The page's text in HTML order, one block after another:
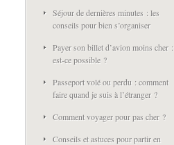
Séjour de dernières minutes : les
conseils pour bien s’organiser
Payer son billet d’avion moins cher :
est-ce possible ?
Passeport volé ou perdu : comment
faire quand je suis à l’étranger ?
Comment voyager pour pas cher ?
Conseils et astuces pour partir en